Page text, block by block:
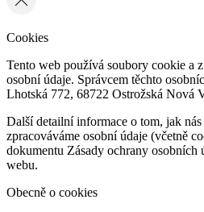
Cookies
Tento web používá soubory cookie a
osobní údaje. Správcem těchto
Lhotská 772, 68722 Ostrožská Nová
Další detailní informace o tom, jak
zpracováváme osobní údaje (včetně
dokumentu Zásady ochrany osobních
webu.
Obecně o cookies